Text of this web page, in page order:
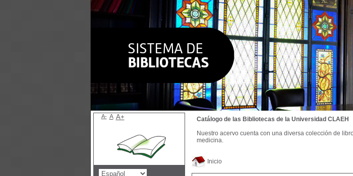
Inicio
Catálogo de las Bibliotecas de la Universidad CLAEH
Nuestro acervo cuenta con una diversa colección de
medicina.
A- A A+